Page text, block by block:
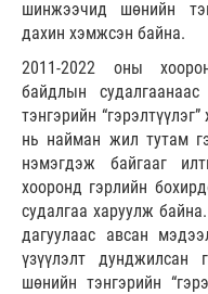
шинжээчид шөнийн
дахин хэмжсэн байна.
2011-2022 оны
байдлын
тэнгэрийн
нь найман жил тутам
нэмэгдэж байгааг
хооронд гэрлийн
судалгаа харуулж
дагуулаас авсан
үзүүлэлт дунджилсан
шөнийн тэнгэрийн